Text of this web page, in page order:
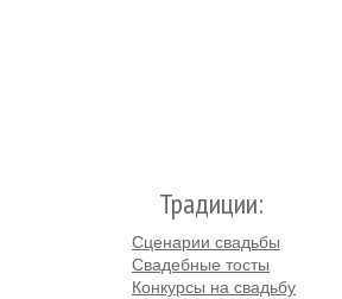
Традиции:
Сценарии свадьбы
Свадебные тосты
Конкурсы на свадьбу